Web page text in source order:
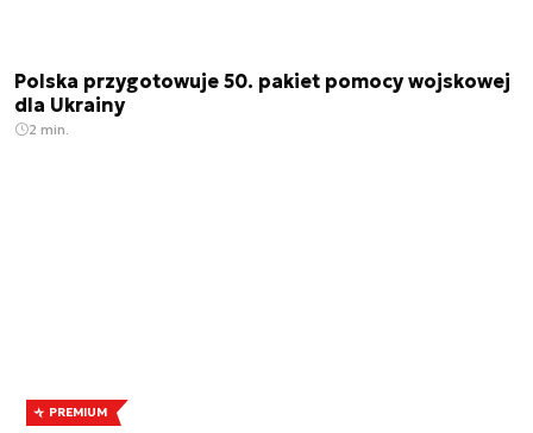
Polska przygotowuje 50. pakiet pomocy wojskowej
dla Ukrainy
2 min.
PREMIUM